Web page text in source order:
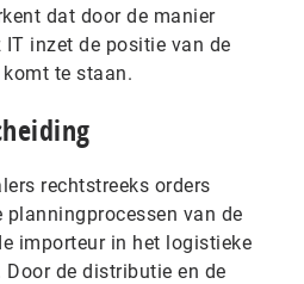
dat door de manier
IT inzet de positie van de
te staan.
rechtstreeks orders
planningprocessen van de
importeur in het logistieke
de distributie en de